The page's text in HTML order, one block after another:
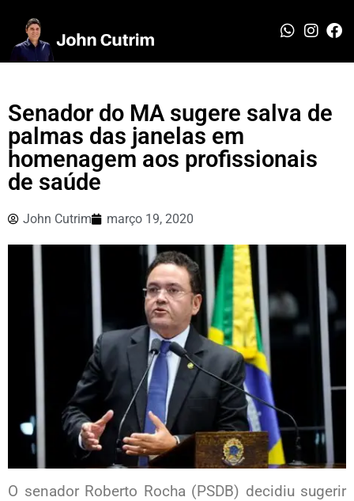
Senador do MA sugere salva de
palmas das janelas em
homenagem aos profissionais
de saúde
John Cutrim março 19, 2020
O senador Roberto Rocha (PSDB) decidiu sugerir